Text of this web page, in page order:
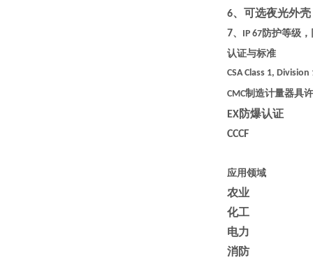
6、可选夜光外
7、 IP 67防护等级
认证与标准
CSA Class 1,
CMC制造计量器具
EX防爆认证
CCCF
应用领域
农业
化工
电力
消防